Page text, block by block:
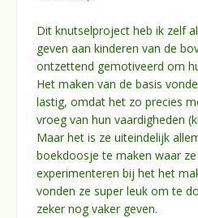
Dit knutselproject heb ik zelf
geven aan kinderen van de
ontzettend gemotiveerd om
Het maken van de basis
lastig, omdat het zo precies
vroeg van hun vaardigheden
Maar het is ze uiteindelijk
boekdoosje te maken waar
experimenteren bij het het
vonden ze super leuk om te
zeker nog vaker geven.